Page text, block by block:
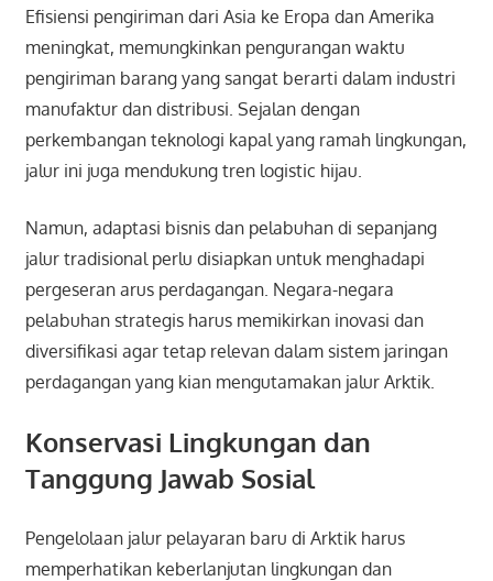
Efisiensi pengiriman dari Asia ke Eropa dan Amerika
meningkat, memungkinkan pengurangan waktu
pengiriman barang yang sangat berarti dalam industri
manufaktur dan distribusi. Sejalan dengan
perkembangan teknologi kapal yang ramah lingkungan,
jalur ini juga mendukung tren logistic hijau.
Namun, adaptasi bisnis dan pelabuhan di sepanjang
jalur tradisional perlu disiapkan untuk menghadapi
pergeseran arus perdagangan. Negara-negara
pelabuhan strategis harus memikirkan inovasi dan
diversifikasi agar tetap relevan dalam sistem jaringan
perdagangan yang kian mengutamakan jalur Arktik.
Konservasi Lingkungan dan
Tanggung Jawab Sosial
Pengelolaan jalur pelayaran baru di Arktik harus
memperhatikan keberlanjutan lingkungan dan